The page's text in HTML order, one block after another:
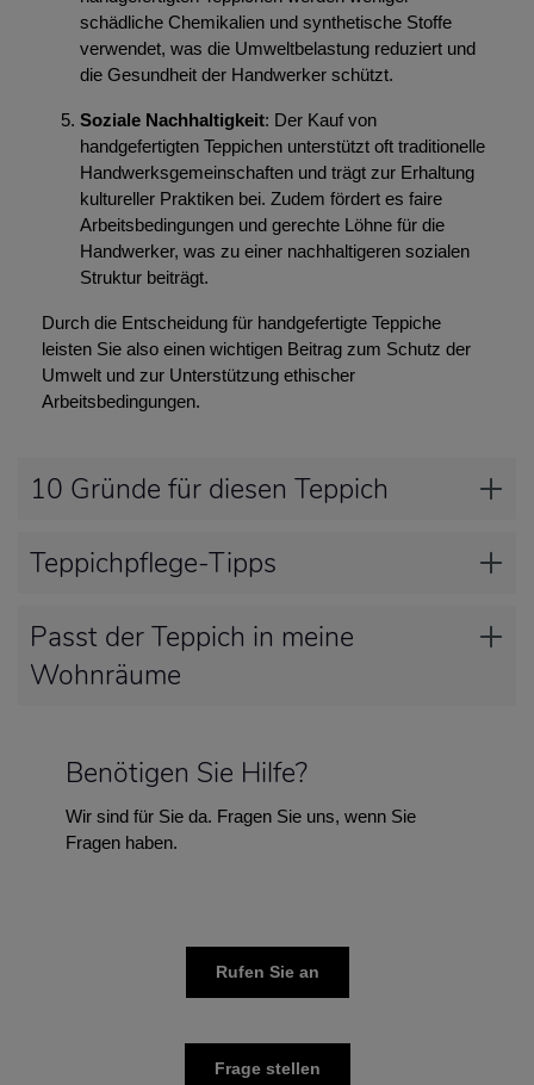
schädliche Chemikalien und synthetische Stoffe
verwendet, was die Umweltbelastung reduziert und
die Gesundheit der Handwerker schützt.
Soziale Nachhaltigkeit: Der Kauf von
handgefertigten Teppichen unterstützt oft traditionelle
Handwerksgemeinschaften und trägt zur Erhaltung
kultureller Praktiken bei. Zudem fördert es faire
Arbeitsbedingungen und gerechte Löhne für die
Handwerker, was zu einer nachhaltigeren sozialen
Struktur beiträgt.
Durch die Entscheidung für handgefertigte Teppiche
leisten Sie also einen wichtigen Beitrag zum Schutz der
Umwelt und zur Unterstützung ethischer
Arbeitsbedingungen.
10 Gründe für diesen Teppich
Teppichpflege-Tipps
Passt der Teppich in meine
Wohnräume
Benötigen Sie Hilfe?
Wir sind für Sie da. Fragen Sie uns, wenn Sie
Fragen haben.
Rufen Sie an
Frage stellen